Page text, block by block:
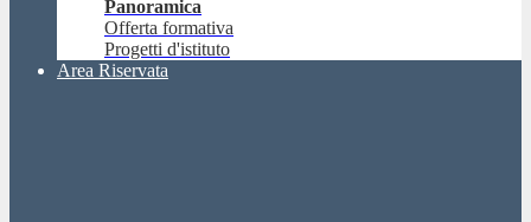
Panoramica
Offerta formativa
Progetti d'istituto
Area Riservata